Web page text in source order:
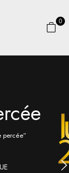
0
percée”